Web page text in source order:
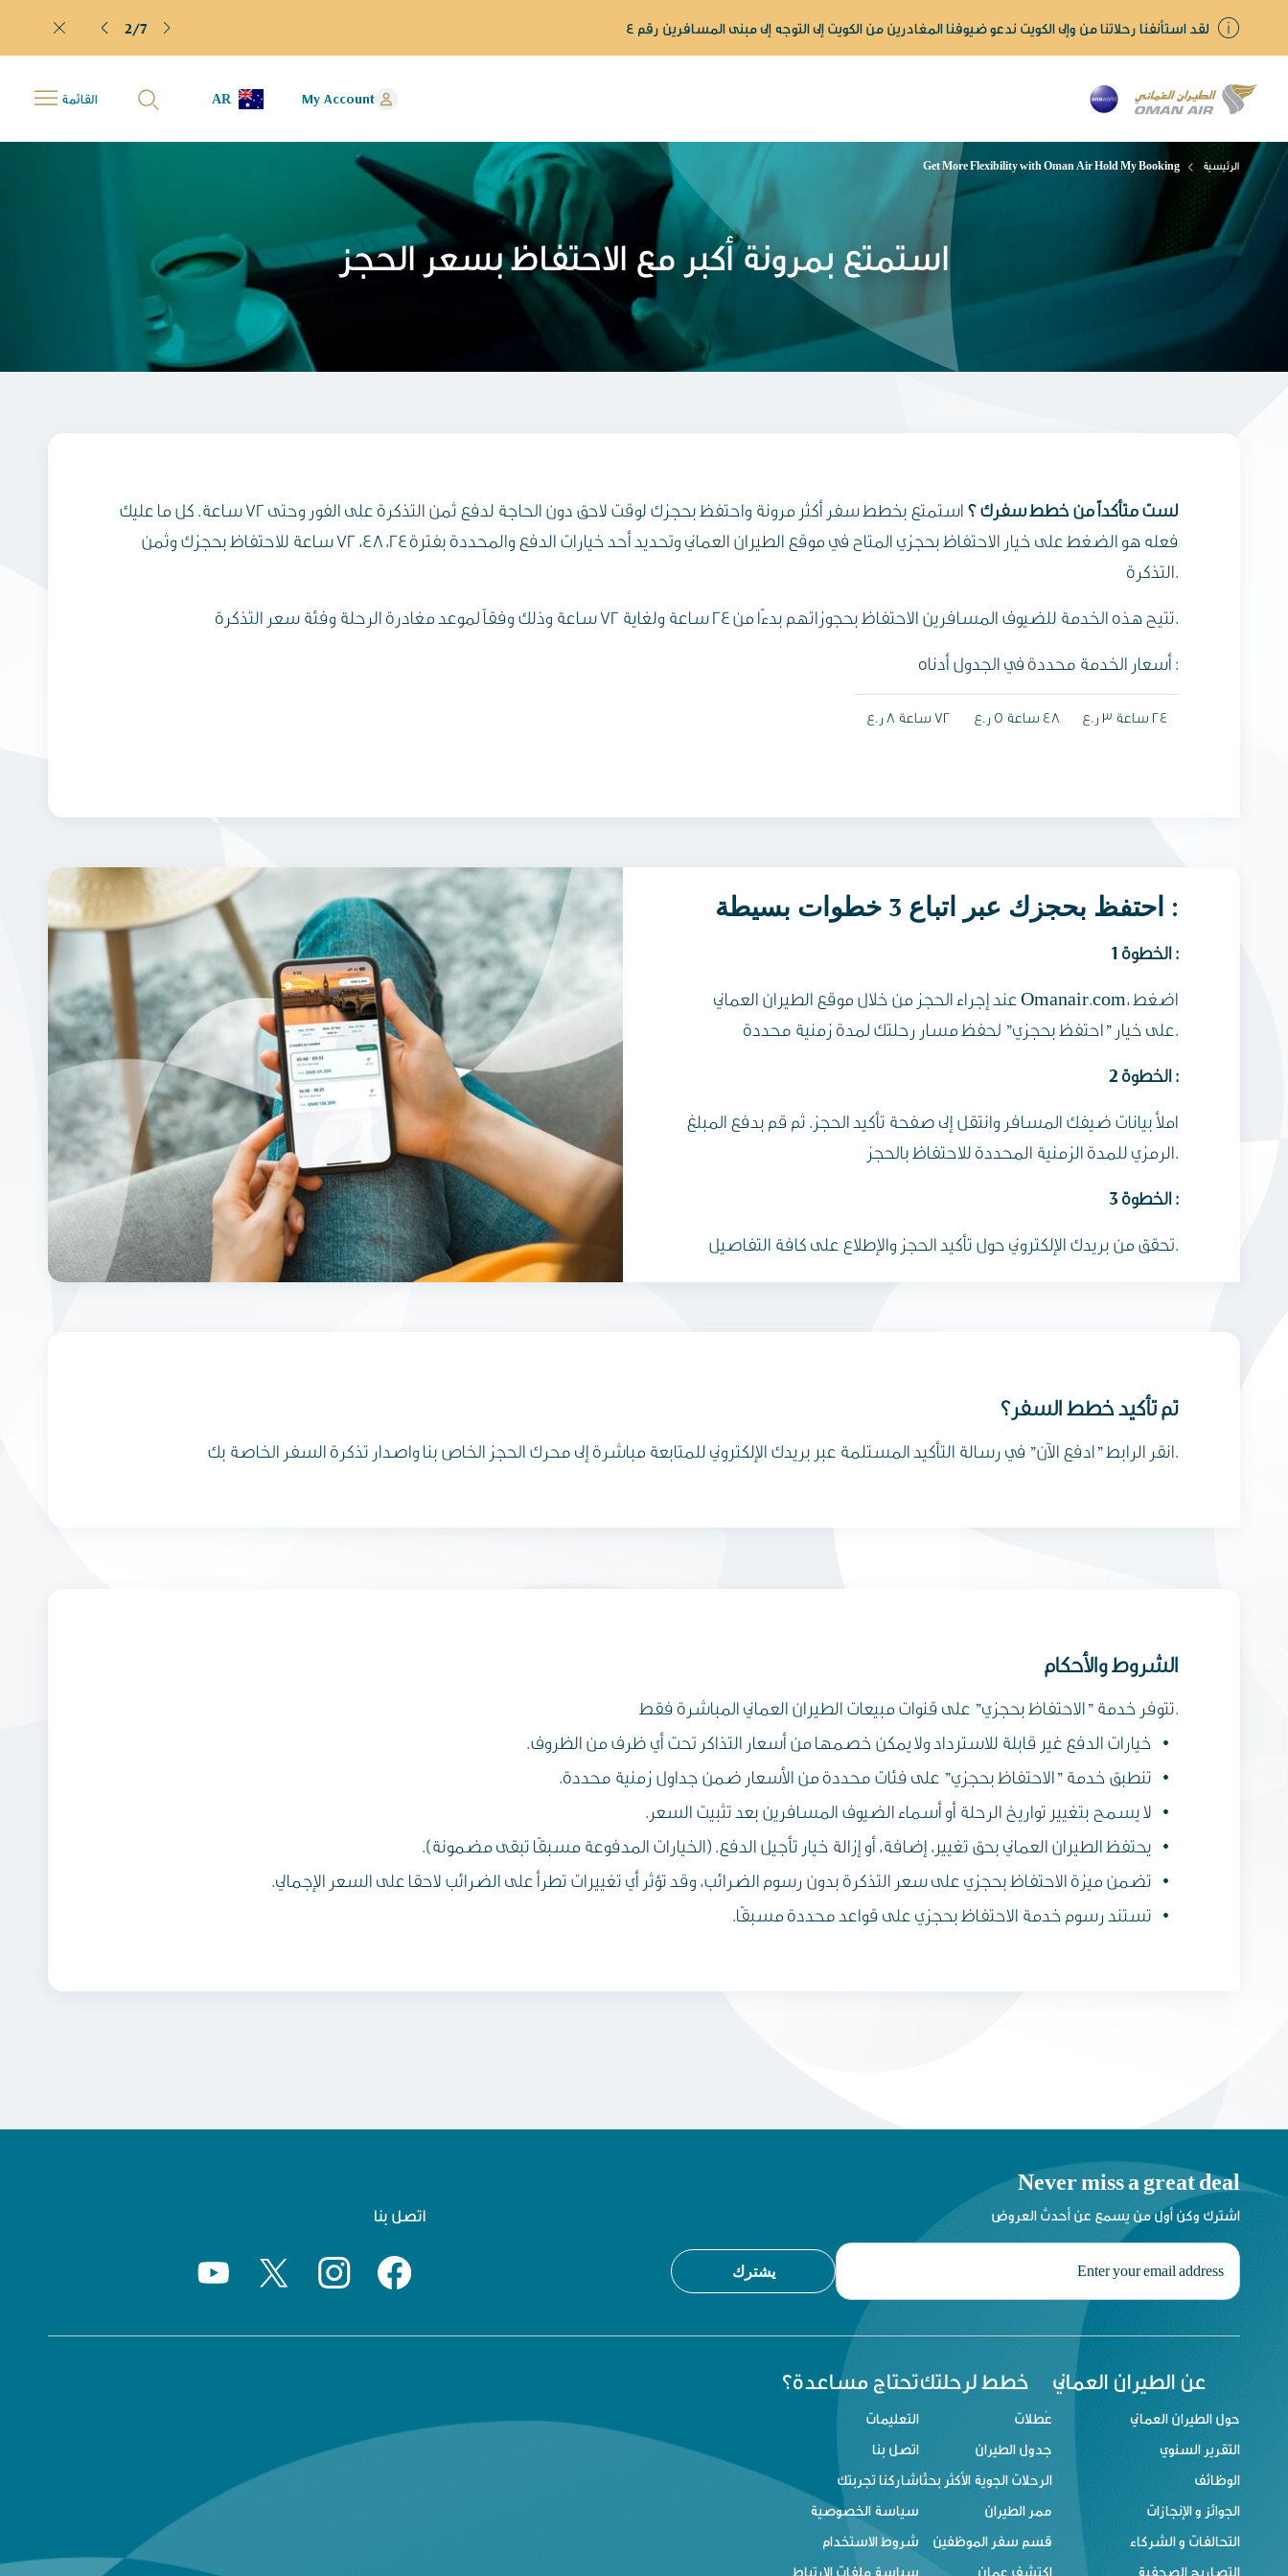
لقد استأنفنا رحلاتنا من وإلى الكويت ندعو ضيوفنا المغادرين من الكويت إلى التوجه إلى مبنى المسافرين رقم ٤ 2/7
My Account
AR القائمة
استمتع بمرونة أكبر مع الاحتفاظ بسعر الحجز
الرئيسية Get More Flexibility with Oman Air Hold My Booking
لست متأكداً من خطط سفرك ؟
استمتع بخطط سفر أكثر مرونة واحتفظ بحجزك لوقت لاحق دون الحاجة لدفع ثمن التذكرة على الفور وحتى 72 ساعة. كل ما عليك
فعله هو الضغط على خيار الاحتفاظ بحجزي المتاح في موقع الطيران العماني وتحديد أحد خيارات الدفع والمحددة بفترة 24، 48، 72 ساعة للاحتفاظ بحجزك وثمن
التذكرة.
تتيح هذه الخدمة للضيوف المسافرين الاحتفاظ بحجوزاتهم بدءًا من 24 ساعة ولغاية 72 ساعة وذلك وفقاً لموعد مغادرة الرحلة وفئة سعر التذكرة.
أسعار الخدمة محددة في الجدول أدناه :
24 ساعة 3 ر.ع 48 ساعة 5 ر.ع 72 ساعة 8 ر.ع
احتفظ بحجزك عبر اتباع 3 خطوات بسيطة :
الخطوة 1 :
عند إجراء الحجز من خلال موقع الطيران العماني Omanair.com، اضغط
على خيار "احتفظ بحجزي" لحفظ مسار رحلتك لمدة زمنية محددة.
الخطوة 2 :
املأ بيانات ضيفك المسافر وانتقل إلى صفحة تأكيد الحجز. ثم قم بدفع المبلغ
الرمزي للمدة الزمنية المحددة للاحتفاظ بالحجز.
الخطوة 3 :
تحقق من بريدك الإلكتروني حول تأكيد الحجز والإطلاع على كافة التفاصيل.
تم تأكيد خطط السفر؟
انقر الرابط "ادفع الآن" في رسالة التأكيد المستلمة عبر بريدك الإلكتروني للمتابعة مباشرة إلى محرك الحجز الخاص بنا واصدار تذكرة السفر الخاصة بك.
الشروط والأحكام
تتوفر خدمة "الاحتفاظ بحجزي" على قنوات مبيعات الطيران العماني المباشرة فقط.
خيارات الدفع غير قابلة للاسترداد ولا يمكن خصمها من أسعار التذاكر تحت أي ظرف من الظروف.
تنطبق خدمة "الاحتفاظ بحجزي" على فئات محددة من الأسعار ضمن جداول زمنية محددة.
لا يسمح بتغيير تواريخ الرحلة أو أسماء الضيوف المسافرين بعد تثبيت السعر.
يحتفظ الطيران العماني بحق تغيير، إضافة، أو إزالة خيار تأجيل الدفع. (الخيارات المدفوعة مسبقًا تبقى مضمونة).
تضمن ميزة الاحتفاظ بحجزي على سعر التذكرة بدون رسوم الضرائب، وقد تؤثر أي تغييرات تطرأ على الضرائب لاحقا على السعر الإجمالي.
تستند رسوم خدمة الاحتفاظ بحجزي على قواعد محددة مسبقًا.
Never miss a great deal
اشترك وكن أول من يسمع عن أحدث العروض
يشترك
اتصل بنا
عن الطيران العماني
حول الطيران العماني
التقرير السنوي
الوظائف
الجوائز و الإنجازات
التحالفات و الشركاء
التصاريح الصحفية
خطط لرحلتك
عُطلات
جدول الطيران
الرحلات الجوية الأكثر بحثًا
ممر الطيران
قسم سفر الموظفين
اكتشف عمان
تحتاج مساعدة؟
التعليمات
اتصل بنا
شاركنا تجربتك
سياسة الخصوصية
شروط الاستخدام
سياسة ملفات الإرتباط